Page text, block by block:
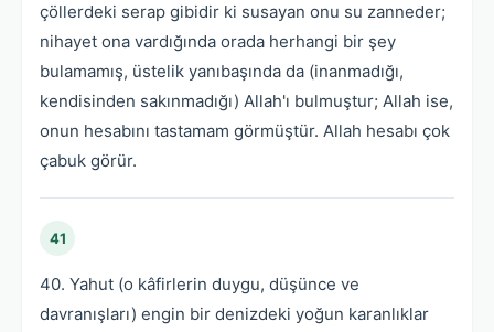
çöllerdeki serap gibidir ki susayan onu su zanneder;
nihayet ona vardığında orada herhangi bir şey
bulamamış, üstelik yanıbaşında da (inanmadığı,
kendisinden sakınmadığı) Allah'ı bulmuştur; Allah ise,
onun hesabını tastamam görmüştür. Allah hesabı çok
çabuk görür.
41
40. Yahut (o kâfirlerin duygu, düşünce ve
davranışları) engin bir denizdeki yoğun karanlıklar